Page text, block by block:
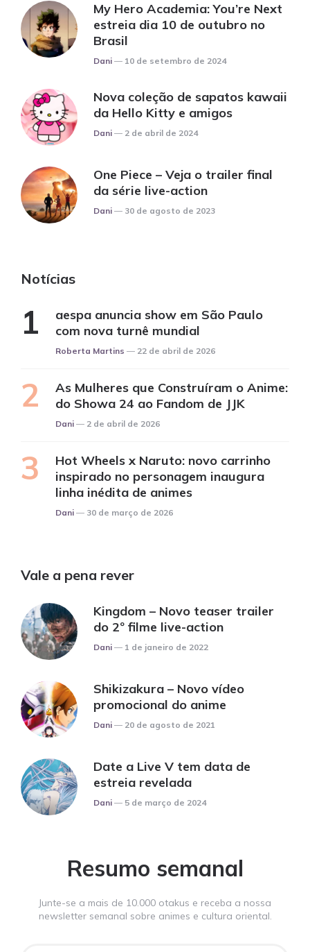
My Hero Academia: You’re Next
estreia dia 10 de outubro no
Brasil
Posted
Dani 10 de setembro de 2024
Nova coleção de sapatos kawaii
da Hello Kitty e amigos
Posted
Dani 2 de abril de 2024
One Piece – Veja o trailer final
da série live-action
Posted
Dani 30 de agosto de 2023
Notícias
aespa anuncia show em São Paulo
com nova turnê mundial
Posted
Roberta Martins 22 de abril de 2026
As Mulheres que Construíram o Anime:
do Showa 24 ao Fandom de JJK
Posted
Dani 2 de abril de 2026
Hot Wheels x Naruto: novo carrinho
inspirado no personagem inaugura
linha inédita de animes
Posted
Dani 30 de março de 2026
Vale a pena rever
Kingdom – Novo teaser trailer
do 2º filme live-action
Posted
Dani 1 de janeiro de 2022
Shikizakura – Novo vídeo
promocional do anime
Posted
Dani 20 de agosto de 2021
Date a Live V tem data de
estreia revelada
Posted
Dani 5 de março de 2024
Resumo semanal
Junte-se a mais de 10.000 otakus e receba a nossa
newsletter semanal sobre animes e cultura oriental.